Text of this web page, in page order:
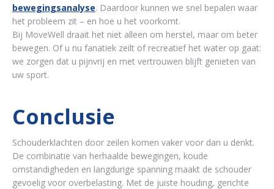
bewegingsanalyse. Daardoor kunnen we snel bepalen waar
het probleem zit – en hoe u het voorkomt.
Bij MoveWell draait het niet alleen om herstel, maar om beter
bewegen. Of u nu fanatiek zeilt of recreatief het water op gaat:
we zorgen dat u pijnvrij en met vertrouwen blijft genieten van
uw sport.
Conclusie
Schouderklachten door zeilen komen vaker voor dan u denkt.
De combinatie van herhaalde bewegingen, koude
omstandigheden en langdurige spanning maakt de schouder
gevoelig voor overbelasting. Met de juiste houding, gerichte